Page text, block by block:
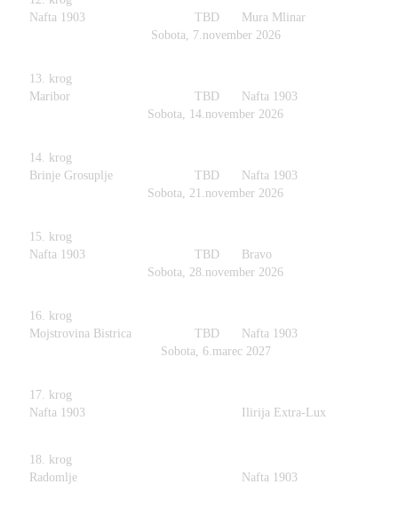
Nafta 1903
TBD
Mura Mlinar
Sobota, 7.november 2026
13. krog
Maribor
TBD
Nafta 1903
Sobota, 14.november 2026
14. krog
Brinje Grosuplje
TBD
Nafta 1903
Sobota, 21.november 2026
15. krog
Nafta 1903
TBD
Bravo
Sobota, 28.november 2026
16. krog
Mojstrovina Bistrica
TBD
Nafta 1903
Sobota, 6.marec 2027
17. krog
Nafta 1903
Ilirija Extra-Lux
18. krog
Radomlje
Nafta 1903